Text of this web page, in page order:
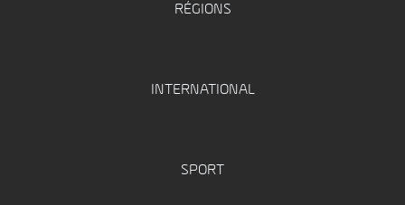
RÉGIONS
INTERNATIONAL
SPORT